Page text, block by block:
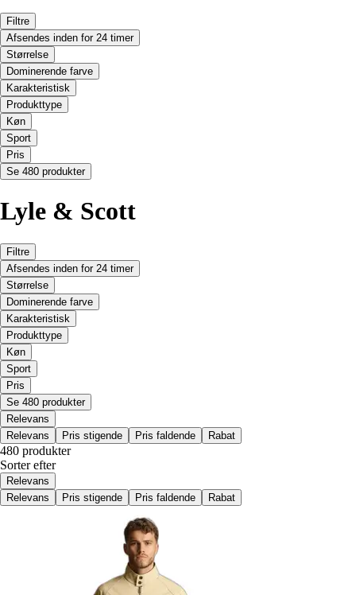
Filtre
Afsendes inden for 24 timer
Størrelse
Dominerende farve
Karakteristisk
Produkttype
Køn
Sport
Pris
Se 480 produkter
Lyle & Scott
Filtre
Afsendes inden for 24 timer
Størrelse
Dominerende farve
Karakteristisk
Produkttype
Køn
Sport
Pris
Se 480 produkter
Relevans
Relevans
Pris stigende Pris faldende Rabat
480 produkter
Sorter efter
Relevans
Relevans
Pris stigende Pris faldende Rabat